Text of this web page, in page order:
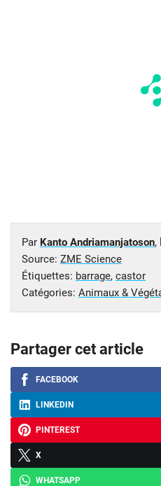
Par Kanto Andriamanjatoson,
Source: ZME Science
Étiquettes: barrage, castor
Catégories: Animaux &
Partager cet article
FACEBOOK
LINKEDIN
PINTEREST
X
WHATSAPP